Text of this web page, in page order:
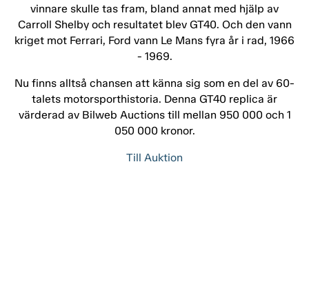
vinnare skulle tas fram, bland annat med hjälp av
Carroll Shelby och resultatet blev GT40. Och den vann
kriget mot Ferrari, Ford vann Le Mans fyra år i rad, 1966
- 1969.
Nu finns alltså chansen att känna sig som en del av 60-
talets motorsporthistoria. Denna GT40 replica är
värderad av Bilweb Auctions till mellan 950 000 och 1
050 000 kronor.
Till Auktion